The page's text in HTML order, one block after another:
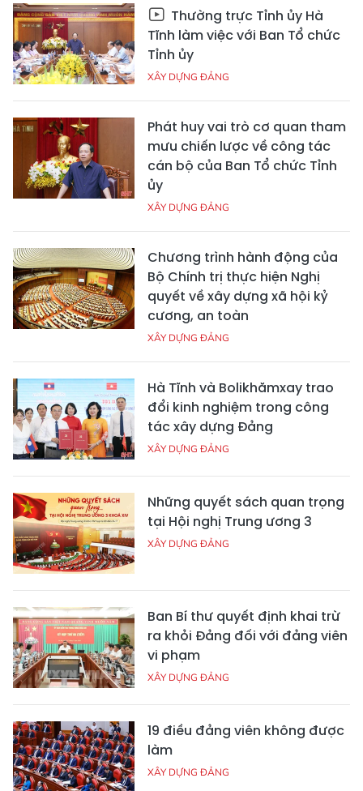
Thường trực Tỉnh ủy Hà
Tĩnh làm việc với Ban Tổ chức
Tỉnh ủy
XÂY DỰNG ĐẢNG
Phát huy vai trò cơ quan tham
mưu chiến lược về công tác
cán bộ của Ban Tổ chức Tỉnh
ủy
XÂY DỰNG ĐẢNG
Chương trình hành động của
Bộ Chính trị thực hiện Nghị
quyết về xây dựng xã hội kỷ
cương, an toàn
XÂY DỰNG ĐẢNG
Hà Tĩnh và Bolikhămxay trao
đổi kinh nghiệm trong công
tác xây dựng Đảng
XÂY DỰNG ĐẢNG
Những quyết sách quan trọng
tại Hội nghị Trung ương 3
XÂY DỰNG ĐẢNG
Ban Bí thư quyết định khai trừ
ra khỏi Đảng đối với đảng viên
vi phạm
XÂY DỰNG ĐẢNG
19 điều đảng viên không được
làm
XÂY DỰNG ĐẢNG